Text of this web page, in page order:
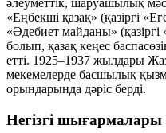
әлеуметтік, шаруашылық
«Еңбекші қазақ» (қазіргі
«Әдебиет майданы»
болып, қазақ кеңес
етті. 1925–1937 жылдары
мекемелерде басшылық
орындарында дәріс берді.
Негізгі шығармалары